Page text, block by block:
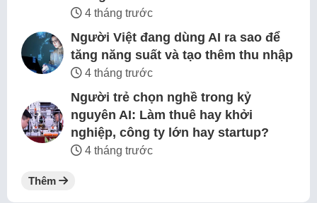
4 tháng trước
Người Việt đang dùng AI ra sao để
tăng năng suất và tạo thêm thu nhập
4 tháng trước
Người trẻ chọn nghề trong kỷ
nguyên AI: Làm thuê hay khởi
nghiệp, công ty lớn hay startup?
4 tháng trước
Thêm